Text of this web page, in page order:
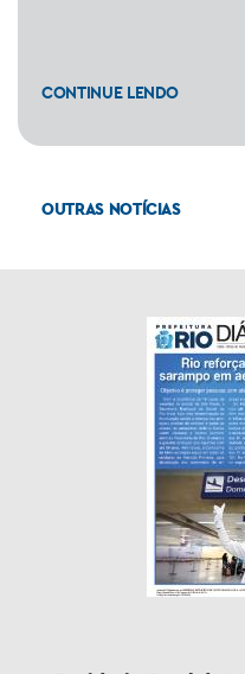
CONTINUE LENDO
OUTRAS NOTÍCIAS